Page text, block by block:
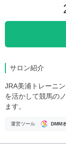
サロン紹介
JRA美浦トレーニ
を活かして競馬の
ます。
運営ツール DMM